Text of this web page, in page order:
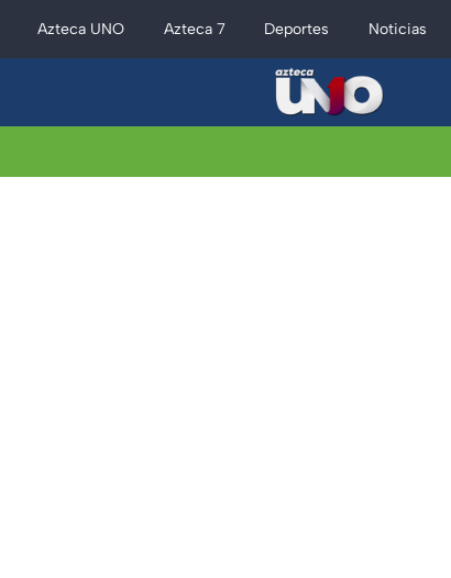
Azteca UNO Azteca 7 Deportes Noticias